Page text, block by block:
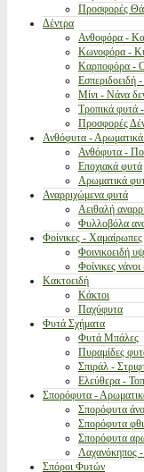
Προσφορές
Δέντρα
Ανθοφόρα -
Κωνοφόρα -
Καρποφόρα -
Εσπεριδοειδή
Μίνι - Νάνα
Τροπικά φυτά
Προσφορές
Ανθόφυτα - Αρωματικά
Ανθόφυτα -
Εποχιακά φυτά
Αρωματικά
Αναρριχώμενα φυτά
Αειθαλή
Φυλλοβόλα
Φοίνικες - Χαμαίρωπες
Φοινικοειδή
Φοίνικες
Κακτοειδή
Κάκτοι
Παχύφυτα
Φυτά Σχήματα
Φυτά Μπάλες
Πυραμίδες
Σπιράλ -
Ελεύθερα -
Σπορόφυτα -
Σπορόφυτα
Σπορόφυτα
Σπορόφυτα
Λαχανόκηπος
Σπόροι Φυτών